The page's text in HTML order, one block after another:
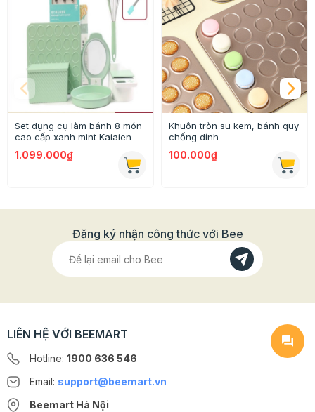
Set dụng cụ làm bánh 8 món
cao cấp xanh mint Kaiaien
1.099.000₫
Khuôn tròn su kem, bánh quy
chống dính
100.000₫
Đăng ký nhận công thức với Bee
LIÊN HỆ VỚI BEEMART
Hotline: 1900 636 546
Email: support@beemart.vn
Beemart Hà Nội